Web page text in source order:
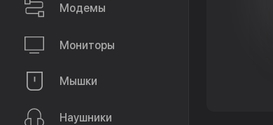
Модемы
Мониторы
Мышки
Наушники